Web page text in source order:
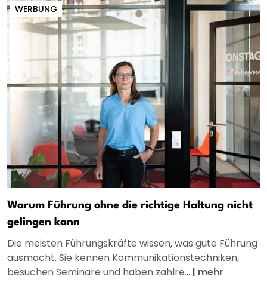
WERBUNG
Warum Führung ohne die richtige Haltung nicht
gelingen kann
Die meisten Führungskräfte wissen, was gute Führung
ausmacht. Sie kennen Kommunikationstechniken,
besuchen Seminare und haben zahlre... | mehr